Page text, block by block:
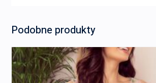
Podobne produkty